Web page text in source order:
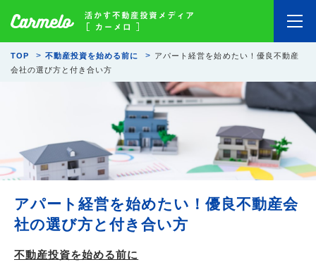
TOP 不動産投資を始める前に
アパート経営を始めたい！優良不動産
会社の選び方と付き合い方
アパート経営を始めたい！優良不動産会
社の選び方と付き合い方
不動産投資を始める前に